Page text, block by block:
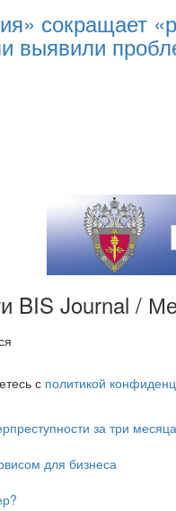
сокращает
выявили
BIS Journal /
с политикой
за три месяца
для бизнеса